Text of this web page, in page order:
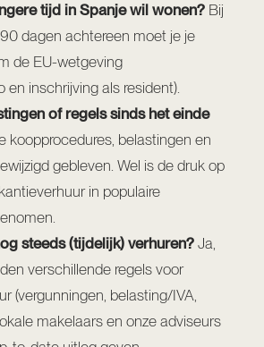
tijd in Spanje wil wonen? Bij
dagen achtereen moet je je
de EU-wetgeving
en inschrijving als resident).
of regels sinds het einde
koopprocedures, belastingen en
gebleven. Wel is de druk op
in populaire
steeds (tijdelijk) verhuren? Ja,
verschillende regels voor
(vergunningen, belasting/IVA,
makelaars en onze adviseurs